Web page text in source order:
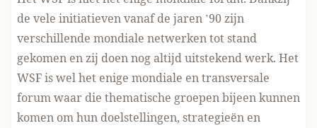
de vele initiatieven vanaf de jaren ’90 zijn
verschillende mondiale netwerken tot stand
gekomen en zij doen nog altijd uitstekend werk. Het
WSF is wel het enige mondiale en transversale
forum waar die thematische groepen bijeen kunnen
komen om hun doelstellingen, strategieën en